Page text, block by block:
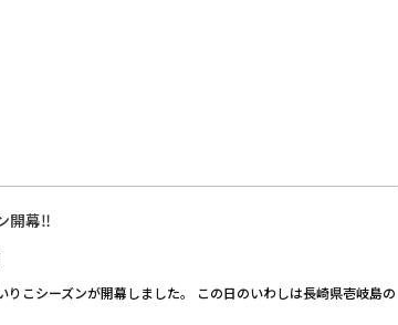
開幕‼
りこシーズンが開幕しました。 この日のいわしは長崎県壱岐島の